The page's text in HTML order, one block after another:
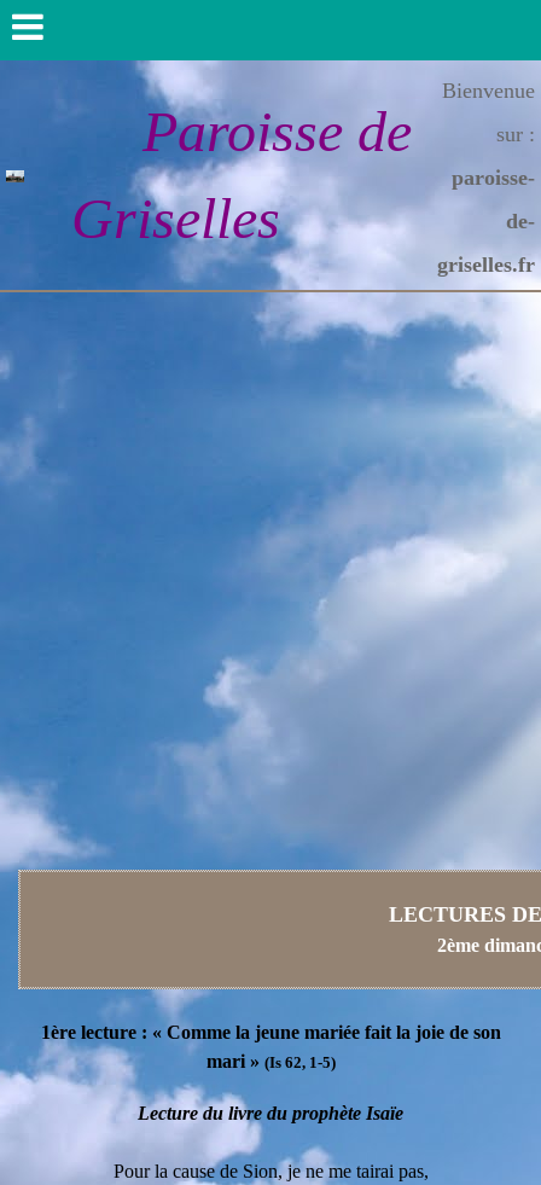
Paroisse de
Griselles
Bienvenue
sur :
paroisse-
de-
griselles.fr
LECTURES
2ème
1ère lecture : « Comme la jeune mariée fait la joie de son
mari » (Is 62, 1-5)
Lecture du livre du prophète Isaïe
Pour la cause de Sion, je ne me tairai pas,